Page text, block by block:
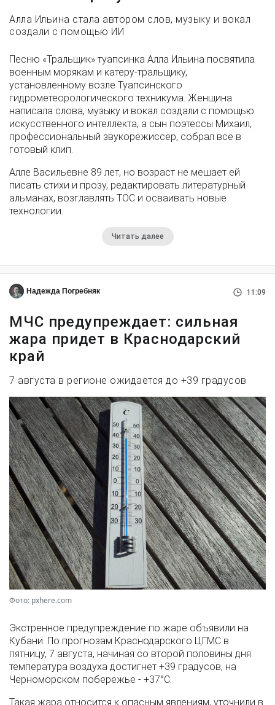
Алла Ильина стала автором слов, музыку и вокал
создали с помощью ИИ
Песню «Тральщик» туапсинка Алла Ильина посвятила
военным морякам и катеру-тральщику,
установленному возле Туапсинского
гидрометеорологического техникума. Женщина
написала слова, музыку и вокал создали с помощью
искусственного интеллекта, а сын поэтессы Михаил,
профессиональный звукорежиссёр, собрал всё в
готовый клип.
Алле Васильевне 89 лет, но возраст не мешает ей
писать стихи и прозу, редактировать литературный
альманах, возглавлять ТОС и осваивать новые
технологии.
Читать далее
Надежда Погребняк 11:09
МЧС предупреждает: сильная
жара придет в Краснодарский
край
7 августа в регионе ожидается до +39 градусов
Фото: pxhere.com
Экстренное предупреждение по жаре объявили на
Кубани. По прогнозам Краснодарского ЦГМС в
пятницу, 7 августа, начиная со второй половины дня
температура воздуха достигнет +39 градусов, на
Черноморском побережье - +37°­С.
Такая жара относится к опасным явлениям, уточнили в